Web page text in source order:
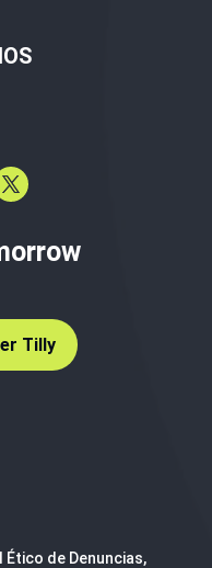
Tilly
Ético de Denuncias,